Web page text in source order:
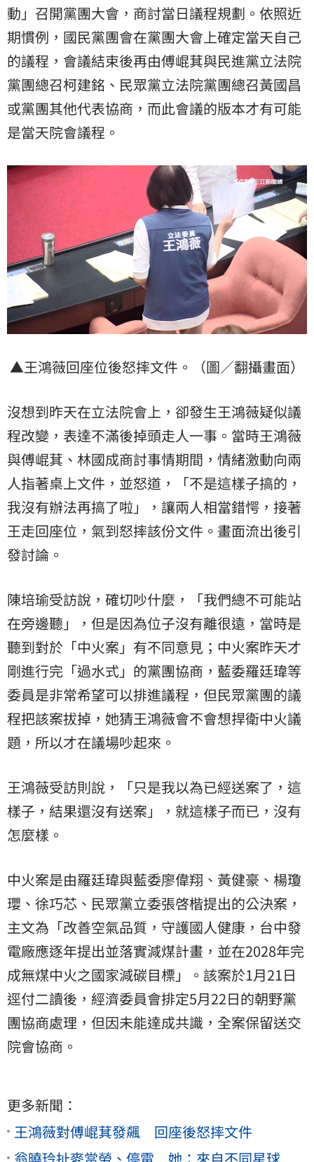
動」召開黨團大會，商討當日議程規劃。依照近
期慣例，國民黨團會在黨團大會上確定當天自己
的議程，會議結束後再由傅崐萁與民進黨立法院
黨團總召柯建銘、民眾黨立法院黨團總召黃國昌
或黨團其他代表協商，而此會議的版本才有可能
是當天院會議程。
▲王鴻薇回座位後怒摔文件。（圖／翻攝畫面）
沒想到昨天在立法院會上，卻發生王鴻薇疑似議
程改變，表達不滿後掉頭走人一事。當時王鴻薇
與傅崐萁、林國成商討事情期間，情緒激動向兩
人指著桌上文件，並怒道，「不是這樣子搞的，
我沒有辦法再搞了啦」，讓兩人相當錯愕，接著
王走回座位，氣到怒摔該份文件。畫面流出後引
發討論。
陳培瑜受訪說，確切吵什麼，「我們總不可能站
在旁邊聽」，但是因為位子沒有離很遠，當時是
聽到對於「中火案」有不同意見；中火案昨天才
剛進行完「過水式」的黨團協商，藍委羅廷瑋等
委員是非常希望可以排進議程，但民眾黨團的議
程把該案拔掉，她猜王鴻薇會不會想捍衛中火議
題，所以才在議場吵起來。
王鴻薇受訪則說，「只是我以為已經送案了，這
樣子，結果還沒有送案」，就這樣子而已，沒有
怎麼樣。
中火案是由羅廷瑋與藍委廖偉翔、黃健豪、楊瓊
瓔、徐巧芯、民眾黨立委張啓楷提出的公決案，
主文為「改善空氣品質，守護國人健康，台中發
電廠應逐年提出並落實減煤計畫，並在2028年完
成無煤中火之國家減碳目標」。該案於1月21日
逕付二讀後，經濟委員會排定5月22日的朝野黨
團協商處理，但因未能達成共識，全案保留送交
院會協商。
更多新聞：
王鴻薇對傅崐萁發飆 回座後怒摔文件